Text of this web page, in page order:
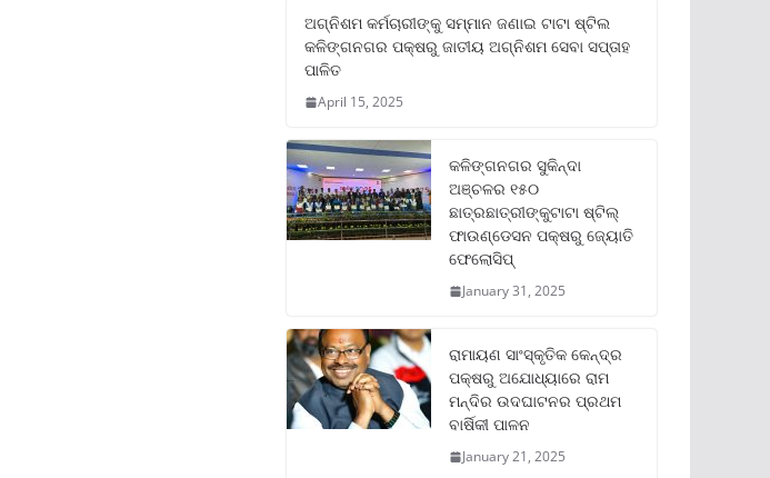
ଅଗ୍ନିଶମ କର୍ମଚାରୀଙ୍କୁ ସମ୍ମାନ ଜଣାଇ ଟାଟା ଷ୍ଟିଲ
କଳିଙ୍ଗନଗର ପକ୍ଷରୁ ଜାତୀୟ ଅଗ୍ନିଶମ ସେବା ସପ୍ତାହ
ପାଳିତ
April 15, 2025
କଳିଙ୍ଗନଗର ସୁକିନ୍ଦା
ଅଞ୍ଚଳର ୧୫୦
ଛାତ୍ରଛାତ୍ରୀଙ୍କୁଟାଟା ଷ୍ଟିଲ୍
ଫାଉଣ୍ଡେସନ ପକ୍ଷରୁ ଜ୍ୟୋତି
ଫେଲୋସିପ୍‌
January 31, 2025
ରାମାୟଣ ସାଂସ୍କୃତିକ କେନ୍ଦ୍ର
ପକ୍ଷରୁ ଅଯୋଧ୍ୟାରେ ରାମ
ମନ୍ଦିର ଉଦଘାଟନର ପ୍ରଥମ
ବାର୍ଷିକୀ ପାଳନ
January 21, 2025